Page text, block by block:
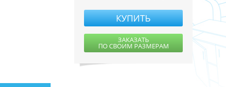
КУПИТЬ
ЗАКАЗАТЬ
ПО СВОИМ РАЗМЕРАМ